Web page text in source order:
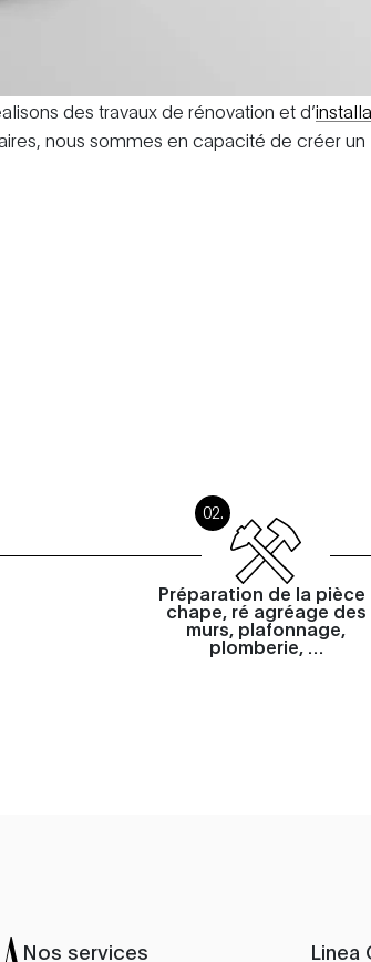
des travaux de rénovation et d’
nous sommes en capacité de créer un
Préparation de la pièce
chape, ré agréage des
murs, plafonnage,
plomberie, …
Nos services Linea